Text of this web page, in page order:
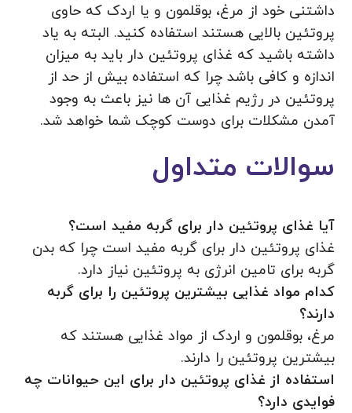
داشتنی خود از مرغ، بوقلمون و یا اردک که حاوی
پروتئین بالایی هستند استفاده کنید. البته به یاد
داشته باشید که غذای پروتئین دار باید به میزان
اندازه و کافی باشد چرا که استفاده بیش از حد از
پروتئین در رژیم غذایی آن ها نیز باعث به وجود
آمدن مشکلات برای دوست کوچک شما خواهد شد.
سوالات متداول
آیا غذای پروتئین دار برای گربه مفید است؟
غذای پروتئین دار برای گربه مفید است چرا که بدن
گربه برای تامین انرژی به پروتئین نیاز دارد.
کدام مواد غذایی بیشترین پروتئین را برای گربه
دارند؟
مرغ، بوقلمون و اردک از مواد غذایی هستند که
بیشترین پروتئین را دارند.
استفاده از غذای پروتئین دار برای این حیوانات چه
فوایدی دارد؟